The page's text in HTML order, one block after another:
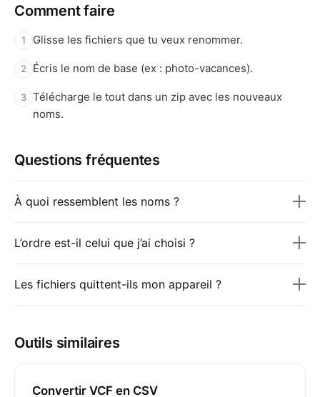
Comment faire
1 Glisse les fichiers que tu veux renommer.
2 Écris le nom de base (ex : photo-vacances).
3 Télécharge le tout dans un zip avec les nouveaux
noms.
Questions fréquentes
À quoi ressemblent les noms ?
L’ordre est-il celui que j’ai choisi ?
Les fichiers quittent-ils mon appareil ?
Outils similaires
Convertir VCF en CSV